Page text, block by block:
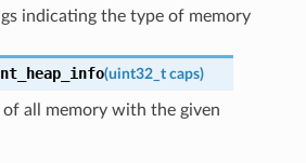
indicating the type of memory
(uint32_t caps)
of all memory with the given